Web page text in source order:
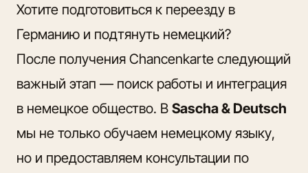
Хотите подготовиться к переезду в
Германию и подтянуть немецкий?
После получения Chancenkarte следующий
важный этап — поиск работы и интеграция
в немецкое общество. В Sascha & Deutsch
мы не только обучаем немецкому языку,
но и предоставляем консультации по